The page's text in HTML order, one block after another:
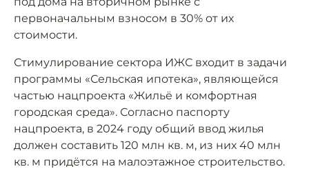
первоначальным взносом в 30% от их
стоимости.
Стимулирование сектора ИЖС входит в задачи
программы «Сельская ипотека», являющейся
частью нацпроекта «Жильё и комфортная
городская среда». Согласно паспорту
нацпроекта, в 2024 году общий ввод жилья
должен составить 120 млн кв. м, из них 40 млн
кв. м придётся на малоэтажное строительство.